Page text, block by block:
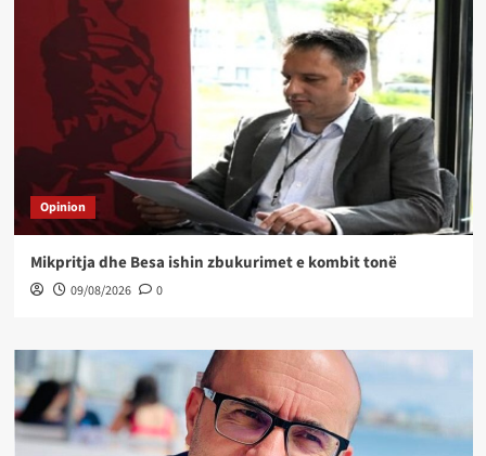
Opinion
Mikpritja dhe Besa ishin zbukurimet e kombit tonë
09/08/2026 0